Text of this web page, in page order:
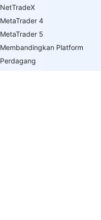
NetTradeX
MetaTrader 4
MetaTrader 5
Membandingkan Platform
Perdagang